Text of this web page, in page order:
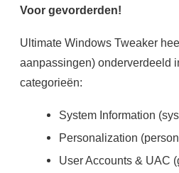
Voor gevorderden!
Ultimate Windows Tweaker
aanpassingen) onderverdeeld
categorieën:
System Information
Personalization
User Accounts & UAC